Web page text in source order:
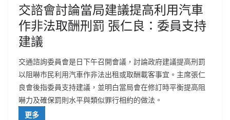
交諮會討論當局建議提高利用汽車
作非法取酬刑罰 張仁良：委員支持
建議
交通諮詢委員會是日下午召開會議，討論政府建議提高刑罰
以阻嚇市民利用汽車作非法出租或取酬載客事宜。主席張仁
良會後指委員支持建議，並明白當局會在修訂時平衡提高阻
嚇力及確保罰則水平與類似罪行相約的做法。
更多